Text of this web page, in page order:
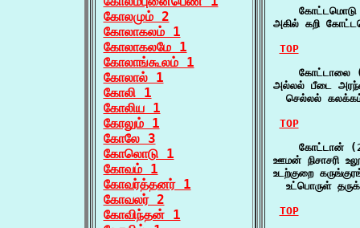
கோலமும் 2
கோலாகலம் 1
கோலாகலமே 1
கோலாங்கூலம் 1
கோலால் 1
கோலி 1
கோலிய 1
கோலும் 1
கோலே 3
கோலொடு 1
கோவம் 1
கோவர்த்தனர் 1
கோவலர் 2
கோவிந்தன் 1
கோட்டமொடு
அகில் கறி
TOP
கோட்டாலை
அல்லல் பீடை
செல்லல்
TOP
கோட்டான்
ஊமன் நிசாசரி
உடற்குறை
உட்பொருள்
TOP